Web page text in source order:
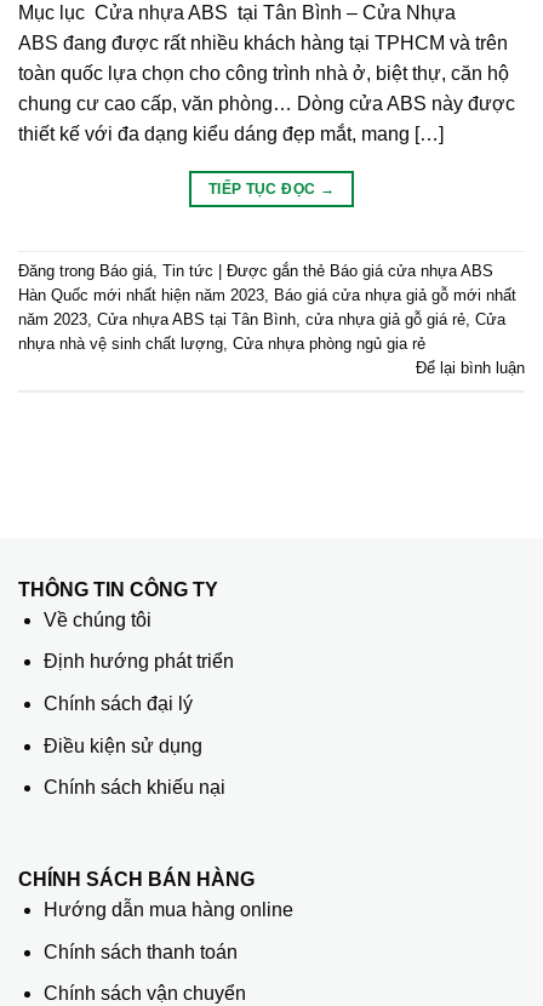
Mục lục Cửa nhựa ABS tại Tân Bình – Cửa Nhựa
ABS đang được rất nhiều khách hàng tại TPHCM và trên
toàn quốc lựa chọn cho công trình nhà ở, biệt thự, căn hộ
chung cư cao cấp, văn phòng… Dòng cửa ABS này được
thiết kế với đa dạng kiểu dáng đẹp mắt, mang […]
TIẾP TỤC ĐỌC →
Đăng trong Báo giá, Tin tức Được gắn thẻ Báo giá cửa nhựa ABS
Hàn Quốc mới nhất hiện năm 2023, Báo giá cửa nhựa giả gỗ mới nhất
năm 2023, Cửa nhựa ABS tại Tân Bình, cửa nhựa giả gỗ giá rẻ, Cửa
nhựa nhà vệ sinh chất lượng, Cửa nhựa phòng ngủ gia rẻ
Để lại bình luận
THÔNG TIN CÔNG TY
Về chúng tôi
Định hướng phát triển
Chính sách đại lý
Điều kiện sử dụng
Chính sách khiếu nại
CHÍNH SÁCH BÁN HÀNG
Hướng dẫn mua hàng online
Chính sách thanh toán
Chính sách vận chuyển